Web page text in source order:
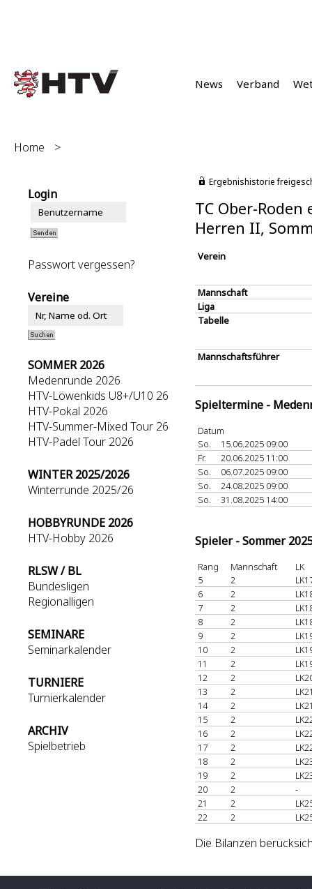
News Verband
Home >
Login
Passwort vergessen?
Vereine
SOMMER 2026
Medenrunde 2026
HTV-Löwenkids U8+/U10 26
HTV-Pokal 2026
HTV-Summer-Mixed Tour 26
HTV-Padel Tour 2026
WINTER 2025/2026
Winterrunde 2025/26
HOBBYRUNDE 2026
HTV-Hobby 2026
RLSW / BL
Bundesligen
Regionalligen
SEMINARE
Seminarkalender
TURNIERE
Turnierkalender
ARCHIV
Spielbetrieb
Ergebnishistorie
TC Ober-Roden
Herren II,
Verein
Mannschaft
Liga
Tabelle
Mannschaftsführer
Spieltermine -
Datum
So.
15.06.2025 09:00
Fr.
20.06.2025 11:00
So.
06.07.2025 09:00
So.
24.08.2025 09:00
So.
31.08.2025 14:00
Spieler - Sommer
Rang Mannschaft
LK
5
2
6
2
7
2
8
2
9
2
10
2
11
2
12
2
13
2
14
2
15
2
16
2
17
2
18
2
19
2
20
2
-
21
2
22
2
Die Bilanzen